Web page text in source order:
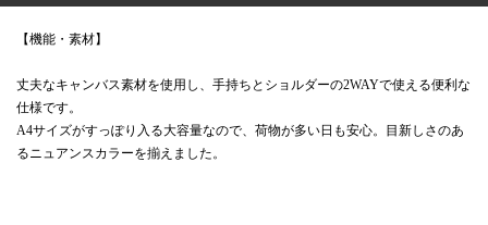
【機能・素材】
丈夫なキャンバス素材を使用し、手持ちとショルダーの2WAYで使える便利な
仕様です。
A4サイズがすっぽり入る大容量なので、荷物が多い日も安心。目新しさのあ
るニュアンスカラーを揃えました。